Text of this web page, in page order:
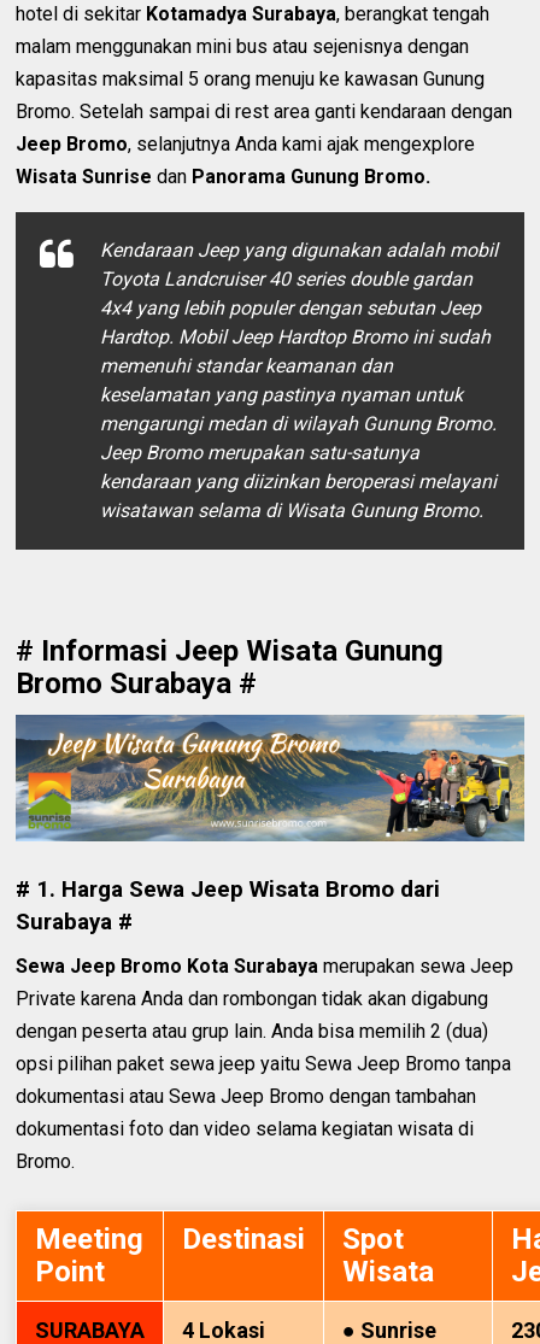
hotel di sekitar Kotamadya Surabaya, berangkat tengah
malam menggunakan mini bus atau sejenisnya dengan
kapasitas maksimal 5 orang menuju ke kawasan Gunung
Bromo. Setelah sampai di rest area ganti kendaraan dengan
Jeep Bromo, selanjutnya Anda kami ajak mengexplore
Wisata Sunrise dan Panorama Gunung Bromo.
Kendaraan Jeep yang digunakan adalah mobil
Toyota Landcruiser 40 series double gardan
4x4 yang lebih populer dengan sebutan Jeep
Hardtop. Mobil Jeep Hardtop Bromo ini sudah
memenuhi standar keamanan dan
keselamatan yang pastinya nyaman untuk
mengarungi medan di wilayah Gunung Bromo.
Jeep Bromo merupakan satu-satunya
kendaraan yang diizinkan beroperasi melayani
wisatawan selama di Wisata Gunung Bromo.
# Informasi Jeep Wisata Gunung
Bromo Surabaya #
# 1. Harga Sewa Jeep Wisata Bromo dari
Surabaya #
Sewa Jeep Bromo Kota Surabaya merupakan sewa Jeep
Private karena Anda dan rombongan tidak akan digabung
dengan peserta atau grup lain. Anda bisa memilih 2 (dua)
opsi pilihan paket sewa jeep yaitu Sewa Jeep Bromo tanpa
dokumentasi atau Sewa Jeep Bromo dengan tambahan
dokumentasi foto dan video selama kegiatan wisata di
Bromo.
Meeting
Point
Destinasi
Spot
Wisata
SURABAYA 4 Lokasi
● Sunrise